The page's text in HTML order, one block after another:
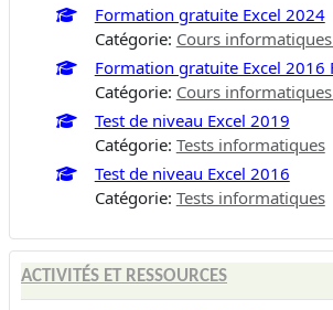
Formation gratuite Excel 2024
Catégorie: Cours
Formation gratuite Excel 2016
Catégorie: Cours
Test de niveau Excel 2019
Catégorie: Tests informatiques
Test de niveau Excel 2016
Catégorie: Tests informatiques
ACTIVITÉS ET RESSOURCES